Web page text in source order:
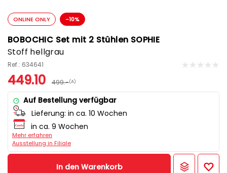
ONLINE ONLY -10%
BOBOCHIC Set mit 2 Stühlen SOPHIE
Stoff hellgrau
Ref.: 634641
449.10 499.-(A)
Auf Bestellung verfügbar
Lieferung: in ca. 10 Wochen
in ca. 9 Wochen
Mehr erfahren
Ausstellung in Filiale
In den Warenkorb